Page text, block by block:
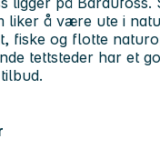
liker å være ute i
fiske og flotte
tettsteder har et